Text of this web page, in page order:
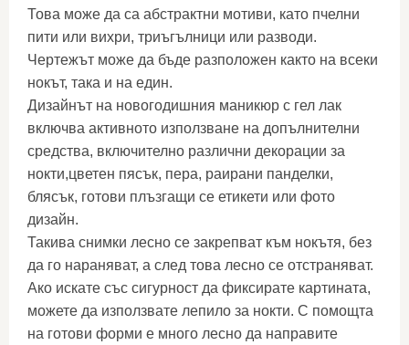
Това може да са абстрактни мотиви, като пчелни
пити или вихри, триъгълници или разводи.
Чертежът може да бъде разположен както на всеки
нокът, така и на един.
Дизайнът на новогодишния маникюр с гел лак
включва активното използване на допълнителни
средства, включително различни декорации за
нокти,цветен пясък, пера, раирани панделки,
блясък, готови плъзгащи се етикети или фото
дизайн.
Такива снимки лесно се закрепват към нокътя, без
да го нараняват, а след това лесно се отстраняват.
Ако искате със сигурност да фиксирате картината,
можете да използвате лепило за нокти. С помощта
на готови форми е много лесно да направите